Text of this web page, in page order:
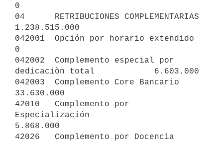
0
04      RETRIBUCIONES COMPLEMENTARIAS
1.238.515.000
042001  Opción por horario extendido
0
042002  Complemento especial por
dedicaciòn total            6.603.000
042003  Complemento Core Bancario
33.630.000
42010   Complemento por
Especialización
5.868.000
42026   Complemento por Docencia